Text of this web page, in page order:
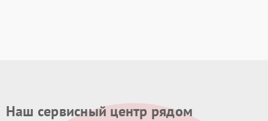
Наш сервисный центр рядом